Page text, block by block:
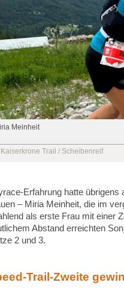
Meinheit
Trail / Scheibenreif
Erfahrung hatte übrigens
– Miria Meinheit, die im
als erste Frau mit einer
Abstand erreichten
2 und 3.
Trail-Zweite